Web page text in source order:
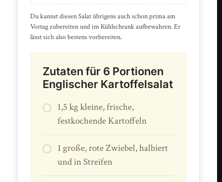
Du kannst diesen Salat übrigens auch schon prima am
Vortag zubereiten und im Kühlschrank aufbewahren. Er
lässt sich also bestens vorbereiten.
Zutaten für 6 Portionen
Englischer Kartoffelsalat
1,5 kg kleine, frische,
festkochende Kartoffeln
1 große, rote Zwiebel, halbiert
und in Streifen